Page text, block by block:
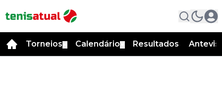
Torneios Calendário Resultados